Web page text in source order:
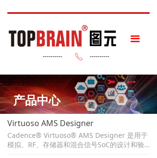
ꂅ
---------- ----------
끀
Virtuoso AMS Designer
Cadence® Virtuoso® AMS Designer 是用于
模拟、RF、存储器和混合信号SoC的设计和验
产品中心